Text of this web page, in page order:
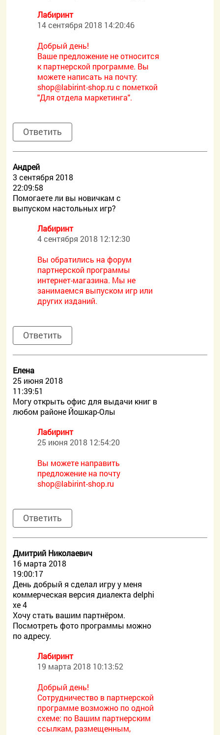
Лабиринт
14 сентября 2018 14:20:46
Добрый день!
Ваше предложение не относится
к партнерской программе. Вы
можете написать на почту:
shop@labirint-shop.ru с пометкой
"Для отдела маркетинга".
Ответить
Андрей
3 сентября 2018
22:09:58
Помогаете ли вы новичкам с
выпуском настольных игр?
Лабиринт
4 сентября 2018 12:12:30
Вы обратились на форум
партнерской программы
интернет-магазина. Мы не
занимаемся выпуском игр или
других изданий.
Ответить
Елена
25 июня 2018
11:39:51
Могу открыть офис для выдачи книг в
любом районе Йошкар-Олы
Лабиринт
25 июня 2018 12:54:20
Вы можете направить
предложение на почту
shop@labirint-shop.ru
Ответить
Дмитрий Николаевич
16 марта 2018
19:00:17
День добрый я сделал игру у меня
коммерческая версия диалекта delphi
xe 4
Хочу стать вашим партнёром.
Посмотреть фото программы можно
по адресу.
Лабиринт
19 марта 2018 10:13:52
Добрый день!
Сотрудничество в партнерской
программе возможно по одной
схеме: по Вашим партнерским
ссылкам, размещенным,